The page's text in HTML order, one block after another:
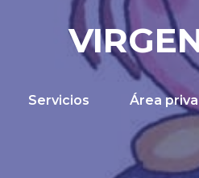
Servicios Área